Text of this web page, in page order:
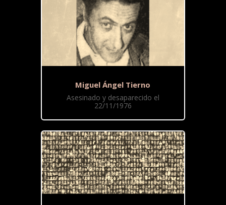
Miguel Ángel Tierno
Asesinado y desaparecido el
22/11/1976